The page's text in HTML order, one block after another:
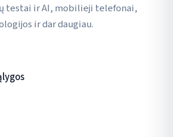
testai ir AI, mobilieji telefonai,
ir dar daugiau.